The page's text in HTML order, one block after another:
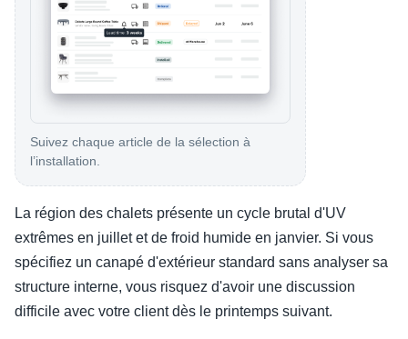
Suivez chaque article de la sélection à
l’installation.
La région des chalets présente un cycle brutal d'UV
extrêmes en juillet et de froid humide en janvier. Si vous
spécifiez un canapé d'extérieur standard sans analyser sa
structure interne, vous risquez d'avoir une discussion
difficile avec votre client dès le printemps suivant.